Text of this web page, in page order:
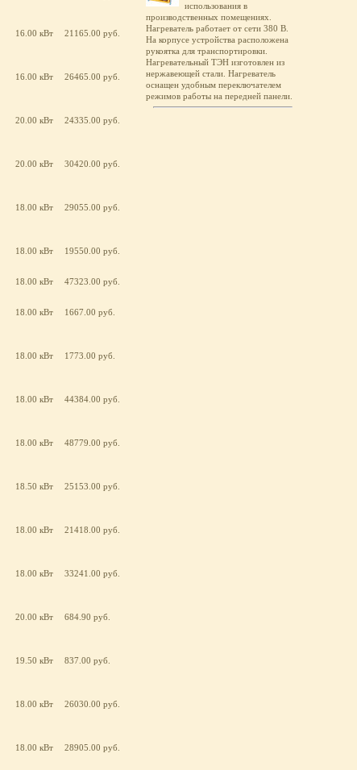
16.00 кВт 21165.00 руб.
16.00 кВт 26465.00 руб.
20.00 кВт 24335.00 руб.
20.00 кВт 30420.00 руб.
18.00 кВт 29055.00 руб.
18.00 кВт 19550.00 руб.
18.00 кВт 47323.00 руб.
18.00 кВт 1667.00 руб.
18.00 кВт 1773.00 руб.
18.00 кВт 44384.00 руб.
18.00 кВт 48779.00 руб.
18.50 кВт 25153.00 руб.
18.00 кВт 21418.00 руб.
18.00 кВт 33241.00 руб.
20.00 кВт 684.90 руб.
19.50 кВт 837.00 руб.
18.00 кВт 26030.00 руб.
18.00 кВт 28905.00 руб.
использования в
производственных помещениях.
Нагреватель работает от сети 380 В.
На корпусе устройства расположена
рукоятка для транспортировки.
Нагревательный ТЭН изготовлен из
нержавеющей стали. Нагреватель
оснащен удобным переключателем
режимов работы на передней панели.